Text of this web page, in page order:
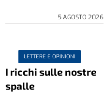
5 AGOSTO 2026
LETTERE E OPINIONI
I ricchi sulle nostre
spalle